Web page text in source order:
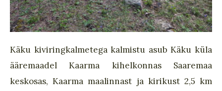
Käku kiviringkalmetega kalmistu asub Käku küla
ääremaadel Kaarma kihelkonnas Saaremaa
keskosas, Kaarma maalinnast ja kirikust 2,5 km